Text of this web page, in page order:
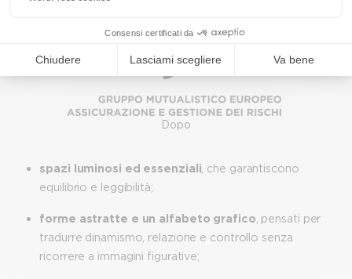
Dopo
spazi luminosi ed essenziali, che garantiscono
equilibrio e leggibilità;
forme astratte e un alfabeto grafico, pensati per
tradurre dinamismo, relazione e controllo senza
ricorrere a immagini figurative;